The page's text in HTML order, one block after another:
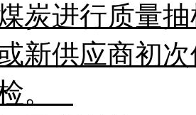
炭进行质量
新供应商初
。